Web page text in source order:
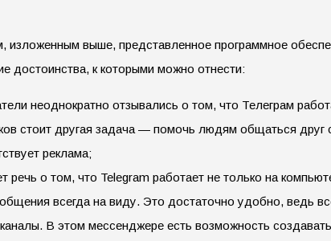
изложенным выше, представленное программное
достоинства, к которыми можно отнести:
неоднократно отзывались о том, что Телеграм
стоит другая задача — помочь людям общаться
реклама;
о том, что Telegram работает не только на
всегда на виду. Это достаточно удобно, ведь
В этом мессенджере есть возможность